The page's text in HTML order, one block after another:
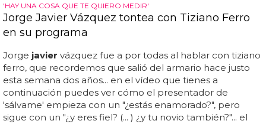
'HAY UNA COSA QUE TE QUIERO MEDIR'
Jorge Javier Vázquez tontea con Tiziano Ferro
en su programa
Jorge javier vázquez fue a por todas al hablar con tiziano
ferro, que recordemos que salió del armario hace justo
esta semana dos años... en el vídeo que tienes a
continuación puedes ver cómo el presentador de
'sálvame' empieza con un "¿estás enamorado?", pero
sigue con un "¿y eres fiel? (... ) ¿y tu novio también?"... el